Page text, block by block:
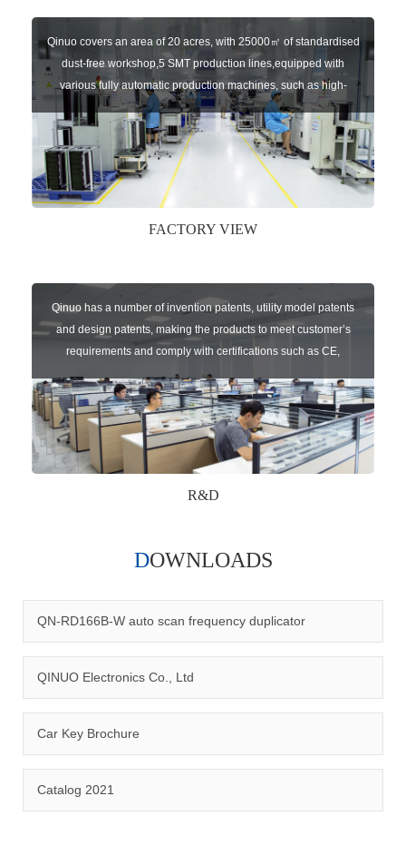
Qinuo covers an area of 20 acres, with 25000㎡ of standardised
dust-free workshop,5 SMT production lines,equipped with
various fully automatic production machines, such as high-
speed chip mounter,welding robots, and automatic screw
machines etc.
FACTORY VIEW
Qinuo has a number of invention patents, utility model patents
and design patents, making the products to meet customer’s
requirements and comply with certifications such as CE,
RoHS,WEEE, EN16005,FCC, IC etc.
R&D
management system.
DOWNLOADS
QN-RD166B-W auto scan frequency duplicator
QINUO Electronics Co., Ltd
Car Key Brochure
Catalog 2021